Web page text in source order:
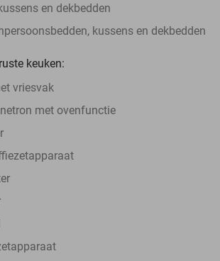
en dekbedden
kussens en dekbedden
keuken:
vriesvak
met ovenfunctie